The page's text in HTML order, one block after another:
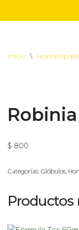
Inicio \
$ 800
Categorías: Glóbulos,
Productos